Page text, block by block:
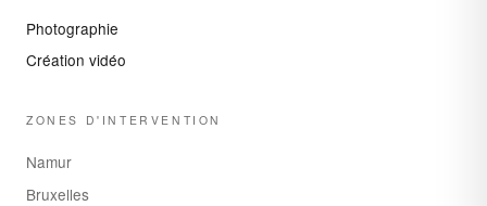
Photographie
Création vidéo
ZONES D'INTERVENTION
Namur
Bruxelles